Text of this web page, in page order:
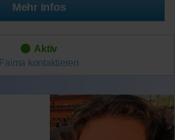
Mehr Infos
Aktiv
Faima kontaktieren